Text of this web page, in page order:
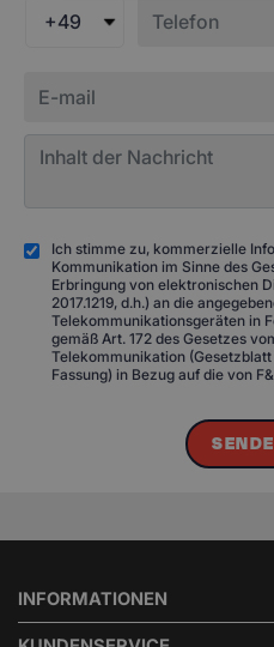
+49
Ich stimme zu, kommerzielle
Kommunikation im Sinne des
Erbringung von elektronischen
2017.1219, d.h.) an die
Telekommunikationsgeräten in
gemäß Art. 172 des Gesetzes
Telekommunikation
Fassung) in Bezug auf die von
INFORMATIONEN